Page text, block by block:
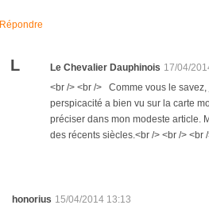
Répondre
L Le Chevalier Dauphinois 17/04/
<br /> <br /> Comme vous le
perspicacité a bien vu sur la carte
préciser dans mon modeste article.
des récents siècles.<br /> <br />
honorius 15/04/2014 13:13